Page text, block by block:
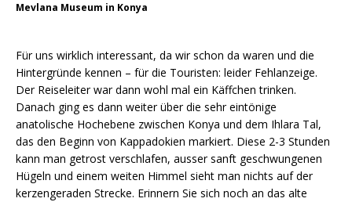
Mevlana Museum in Konya
Für uns wirklich interessant, da wir schon da waren und die
Hintergründe kennen – für die Touristen: leider Fehlanzeige.
Der Reiseleiter war dann wohl mal ein Käffchen trinken.
Danach ging es dann weiter über die sehr eintönige
anatolische Hochebene zwischen Konya und dem Ihlara Tal,
das den Beginn von Kappadokien markiert. Diese 2-3 Stunden
kann man getrost verschlafen, ausser sanft geschwungenen
Hügeln und einem weiten Himmel sieht man nichts auf der
kerzengeraden Strecke. Erinnern Sie sich noch an das alte